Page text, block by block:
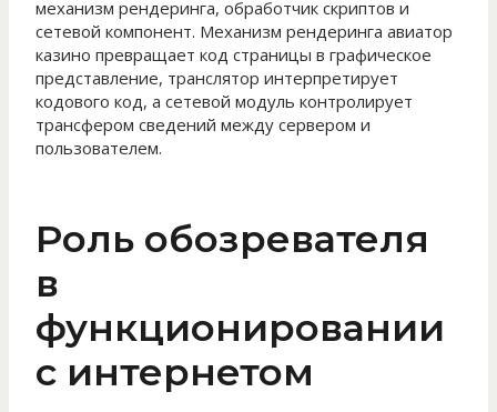
механизм рендеринга, обработчик скриптов и
сетевой компонент. Механизм рендеринга авиатор
казино превращает код страницы в графическое
представление, транслятор интерпретирует
кодового код, а сетевой модуль контролирует
трансфером сведений между сервером и
пользователем.
Роль обозревателя
в
функционировании
с интернетом